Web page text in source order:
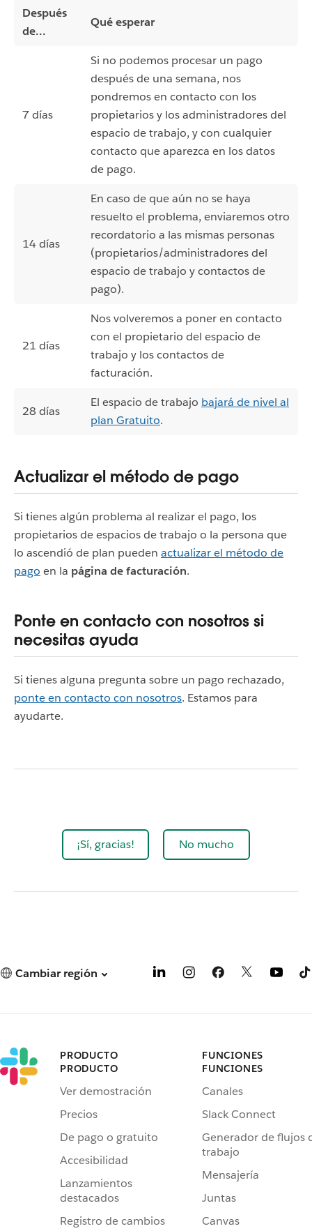
Después
de...
Qué esperar
7 días
Si no podemos procesar un pago
después de una semana, nos
pondremos en contacto con los
propietarios y los administradores del
espacio de trabajo, y con cualquier
contacto que aparezca en los datos
de pago.
14 días
En caso de que aún no se haya
resuelto el problema, enviaremos otro
recordatorio a las mismas personas
(propietarios/administradores del
espacio de trabajo y contactos de
pago).
21 días
Nos volveremos a poner en contacto
con el propietario del espacio de
trabajo y los contactos de
facturación.
28 días
El espacio de trabajo bajará de nivel al
plan Gratuito.
Actualizar el método de pago
Si tienes algún problema al realizar el pago, los
propietarios de espacios de trabajo o la persona que
lo ascendió de plan pueden actualizar el método de
pago en la página de facturación.
Ponte en contacto con nosotros si
necesitas ayuda
Si tienes alguna pregunta sobre un pago rechazado,
ponte en contacto con nosotros. Estamos para
ayudarte.
¡Sí, gracias! No mucho
Cambiar región
PRODUCTO
PRODUCTO
Ver demostración
Precios
De pago o gratuito
Accesibilidad
Lanzamientos
destacados
Registro de cambios
FUNCIONES
FUNCIONES
Canales
Slack Connect
Generador de flujos
trabajo
Mensajería
Juntas
Canvas